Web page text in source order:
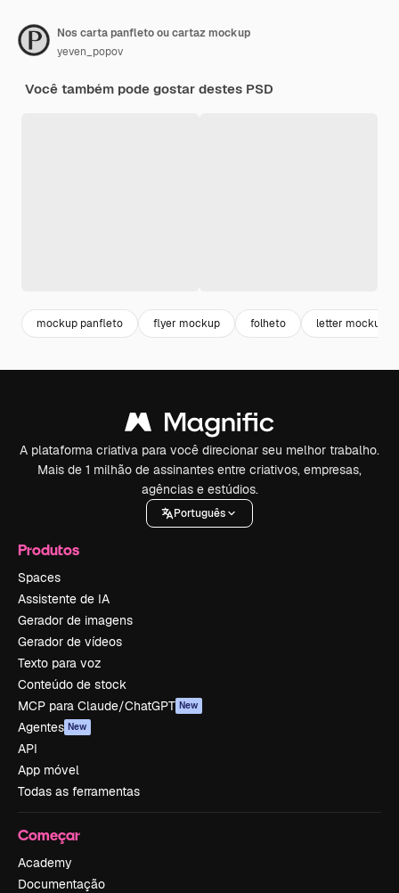
Nos carta panfleto ou cartaz mockup
yeven_popov
Você também pode gostar destes PSD
mockup panfleto flyer mockup folheto letter mockup
A plataforma criativa para você direcionar seu melhor trabalho.
Mais de 1 milhão de assinantes entre criativos, empresas,
agências e estúdios.
Português
Produtos
Spaces
Assistente de IA
Gerador de imagens
Gerador de vídeos
Texto para voz
Conteúdo de stock
MCP para Claude/ChatGPT New
Agentes New
API
App móvel
Todas as ferramentas
Começar
Academy
Documentação